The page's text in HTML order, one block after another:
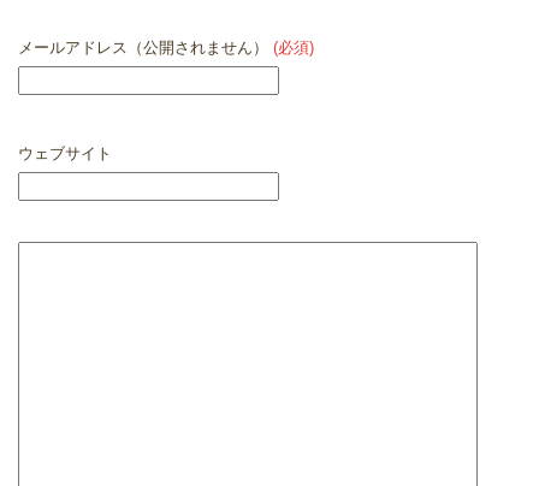
メールアドレス（公開されません） (必須)
ウェブサイト